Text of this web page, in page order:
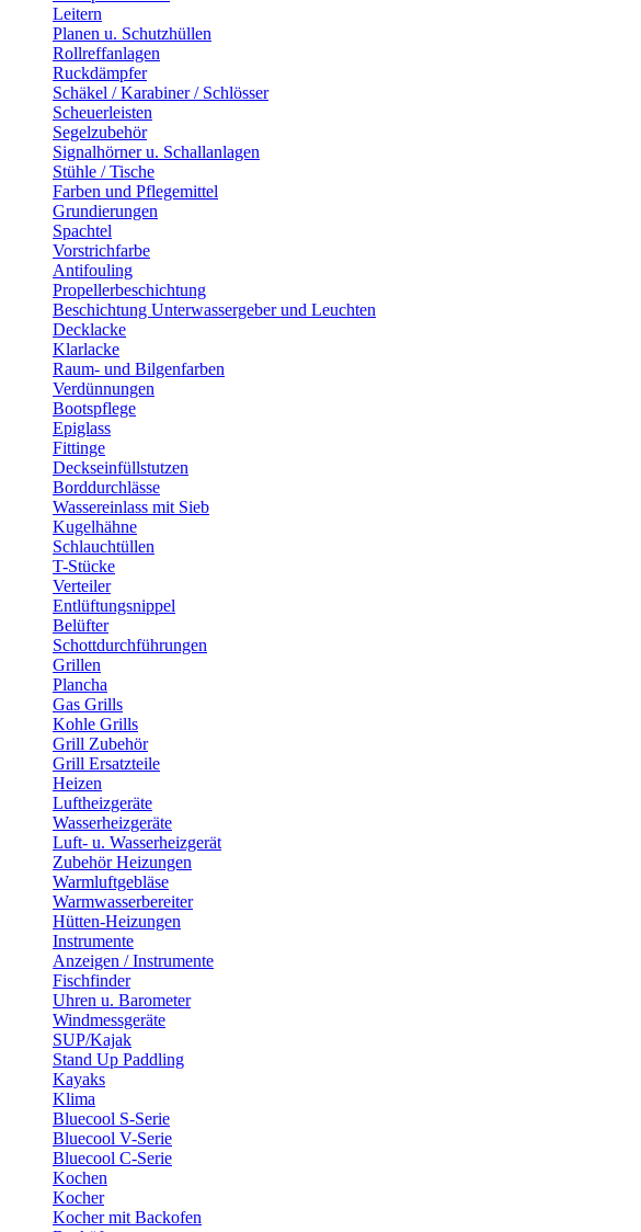
Leitern
Planen u. Schutzhüllen
Rollreffanlagen
Ruckdämpfer
Schäkel / Karabiner / Schlösser
Scheuerleisten
Segelzubehör
Signalhörner u. Schallanlagen
Stühle / Tische
Farben und Pflegemittel
Grundierungen
Spachtel
Vorstrichfarbe
Antifouling
Propellerbeschichtung
Beschichtung Unterwassergeber und Leuchten
Decklacke
Klarlacke
Raum- und Bilgenfarben
Verdünnungen
Bootspflege
Epiglass
Fittinge
Deckseinfüllstutzen
Borddurchlässe
Wassereinlass mit Sieb
Kugelhähne
Schlauchtüllen
T-Stücke
Verteiler
Entlüftungsnippel
Belüfter
Schottdurchführungen
Grillen
Plancha
Gas Grills
Kohle Grills
Grill Zubehör
Grill Ersatzteile
Heizen
Luftheizgeräte
Wasserheizgeräte
Luft- u. Wasserheizgerät
Zubehör Heizungen
Warmluftgebläse
Warmwasserbereiter
Hütten-Heizungen
Instrumente
Anzeigen / Instrumente
Fischfinder
Uhren u. Barometer
Windmessgeräte
SUP/Kajak
Stand Up Paddling
Kayaks
Klima
Bluecool S-Serie
Bluecool V-Serie
Bluecool C-Serie
Kochen
Kocher
Kocher mit Backofen